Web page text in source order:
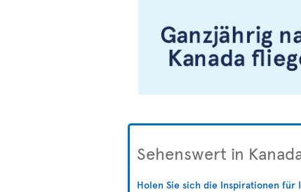
Sehenswert in
Holen Sie sich die Inspirationen für